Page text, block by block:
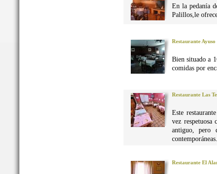
En la pedanía
Palillos,le
Restaurante Ayuso
Bien situado a
comidas por
Restaurante Las
Este
vez
antiguo, pero
contemporáneas.
Restaurante El